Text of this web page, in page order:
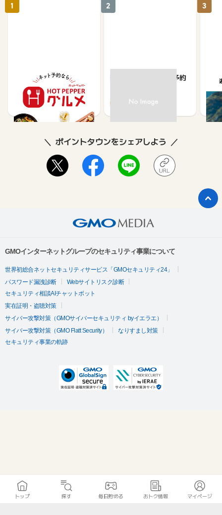
【ホットペッパーグル
メ】レストラン予約
85
1
楽天ぐるなびネット予約
80
2
遊
ッ
ュー
3
ポイントタウンをシェアしよう
GMOインターネットグループのセキュリティ事業について
世界初総合ネットセキュリティサービス「GMOセキュリティ24」
パスワード漏洩診断
Webサイトリスク診断
セキュリティ相談AIチャットボット
実在証明・盗聴対策
サイバー攻撃対策（GMOサイバーセキュリティ byイエラエ）
サイバー攻撃対策（GMO Flatt Security）
なりすまし対策
セキュリティ事業の軌跡
トップ 探す 毎日貯める おトク情報 マイページ